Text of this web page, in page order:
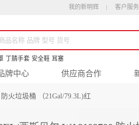
我的新明辉 客户服务
丁腈手套 安全鞋 耳塞
牌中心 供应商合作
火垃圾桶 （21Gal/79.3L)红